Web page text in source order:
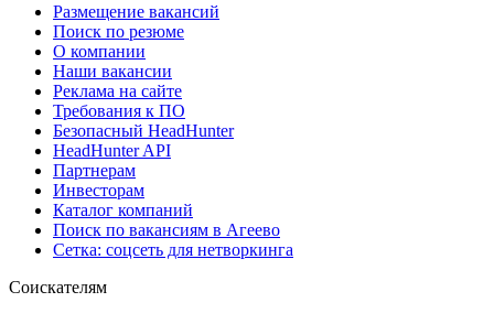
Размещение вакансий
Поиск по резюме
О компании
Наши вакансии
Реклама на сайте
Требования к ПО
Безопасный HeadHunter
HeadHunter API
Партнерам
Инвесторам
Каталог компаний
Поиск по вакансиям в Агеево
Сетка: соцсеть для нетворкинга
Соискателям